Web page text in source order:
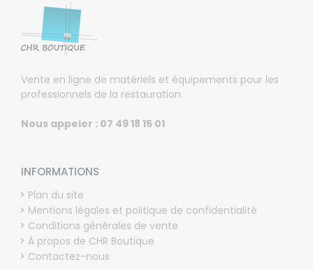
Vente en ligne de matériels et équipements pour les
professionnels de la restauration.
Nous appeler : 07 49 18 15 01
INFORMATIONS
Plan du site
Mentions légales et politique de confidentialité
Conditions générales de vente
À propos de CHR Boutique
Contactez-nous